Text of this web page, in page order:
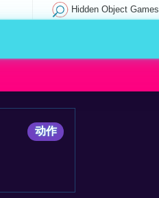
Hidden Object Games
动作